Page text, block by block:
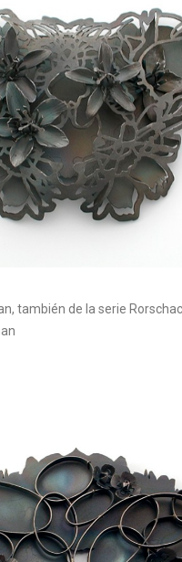
también de la serie